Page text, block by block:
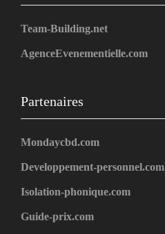
Team-Building.net
AgenceEvenementielle.com
Partenaires
Mondaycbd.com
Developpement-personnel.com
Isolation-phonique.com
Guide-prix.com